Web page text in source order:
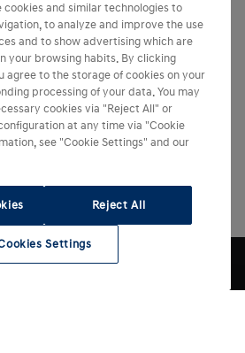
and similar technologies to
to analyze and improve the use
and to show advertising which are
your browsing habits. By clicking
agree to the storage of cookies on your
processing of your data. You may
cookies via "Reject All" or
at any time via "Cookie
see "Cookie Settings" and our
Reject All
Settings